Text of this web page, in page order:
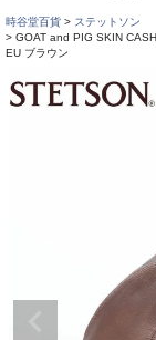
時谷堂百貨
ステットソン
GOAT and PIG SKIN
EU ブラウン